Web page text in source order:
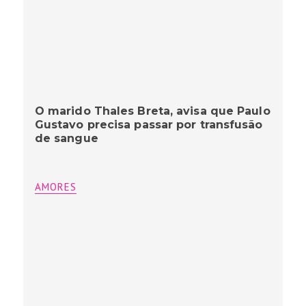
O marido Thales Breta, avisa que Paulo
Gustavo precisa passar por transfusão
de sangue
AMORES